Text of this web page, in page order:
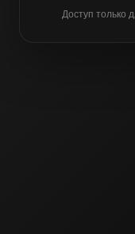
Доступ только